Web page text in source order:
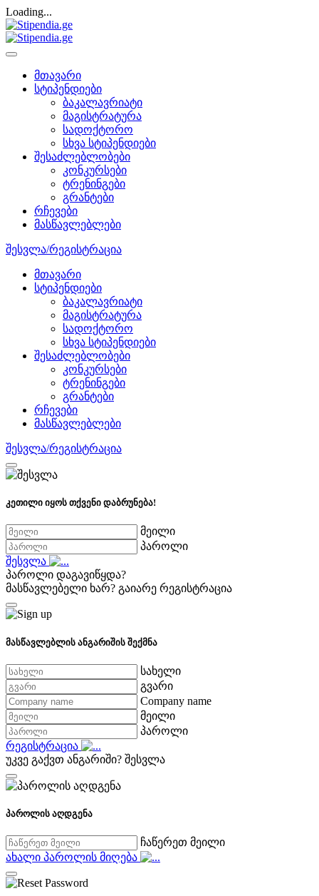
Loading...
მთავარი
სტიპენდიები
ბაკალავრიატი
მაგისტრატურა
სადოქტორო
სხვა სტიპენდიები
შესაძლებლობები
კონკურსები
ტრენინგები
გრანტები
რჩევები
მასწავლებლები
შესვლა/რეგისტრაცია
მთავარი
სტიპენდიები
ბაკალავრიატი
მაგისტრატურა
სადოქტორო
სხვა სტიპენდიები
შესაძლებლობები
კონკურსები
ტრენინგები
გრანტები
რჩევები
მასწავლებლები
შესვლა/რეგისტრაცია
კეთილი იყოს თქვენი დაბრუნება!
მეილი
პაროლი
შესვლა
პაროლი დაგავიწყდა?
მასწავლებელი ხარ? გაიარე რეგისტრაცია
მასწავლებლის ანგარიშის შექმნა
სახელი
გვარი
Company name
მეილი
პაროლი
რეგისტრაცია
უკვე გაქვთ ანგარიში? შესვლა
პაროლის აღდგენა
ჩაწერეთ მეილი
ახალი პაროლის მიღება